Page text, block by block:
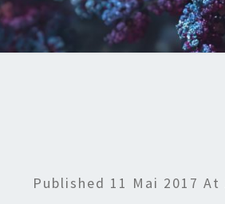
Published 11 Mai 2017 At